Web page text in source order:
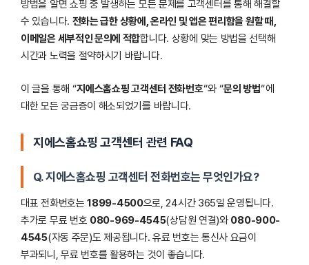
방법을 알면 쇼핑 중 발생하는 모든 문제를 고객센터를 통해 해결할
수 있습니다. 전화는 급한 상황에, 온라인 및 앱은 편리함을 원할 때,
이메일은 세부적인 문의에 적합합니다. 상황에 맞는 방법을 선택해
시간과 노력을 절약하시기 바랍니다.
이 글을 통해 “지에스홈쇼핑 고객센터 전화번호“와 “문의 방법“에
대한 모든 궁금증이 해소되었기를 바랍니다.
지에스홈쇼핑 고객센터 관련 FAQ
Q. 지에스홈쇼핑 고객센터 전화번호는 무엇인가요?
대표 전화번호는1899-4500으로, 24시간 365일 운영됩니다.
추가로 무료 번호 080-969-4545(상담원 연결)와 080-900-
4545(자동 주문)도 제공됩니다. 유료 번호는 통신사 요금이
부과되니, 무료 번호를 활용하는 것이 좋습니다.